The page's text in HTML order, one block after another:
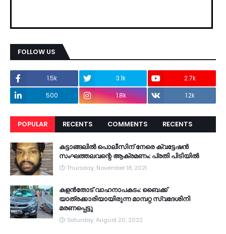
FOLLOW US
1.5k 3.1k
2.7k
500
1.8k 1.2k
POPULAR RECENTS COMMENTS RECENTS
കട്ടാങ്ങലിൽ പൊലീസിന് നേരെ ക്വട്ടേഷൻ
സംഘത്തലവന്റെ ആക്രമണം: പ്രതി പിടിയിൽ
Thursday, November 18, 2021
കളൻതോട് വാഹനാപകടം: ബൈക്ക്
യാത്രക്കാരിയായിരുന്ന മാമ്പറ്റ സ്വദേശിനി
മരണപ്പെട്ടു
Saturday, August 20, 2022